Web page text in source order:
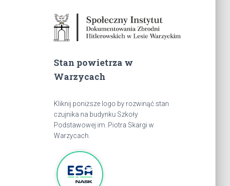
Stan powietrza w
Warzycach
Kliknij poniższe logo by rozwinąć stan
czujnika na budynku Szkoły
Podstawowej im. Piotra Skargi w
Warzycach.